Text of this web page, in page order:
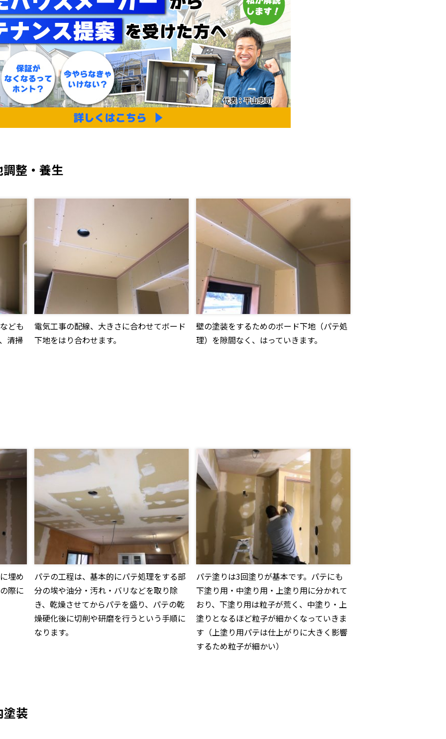
整・養生
ども
清掃
電気工事の配線、大きさに合わせてボード
下地をはり合わせます。
壁の塗装をするためのボード下地（パテ処
理）を隙間なく、はっていきます。
埋め
際に
パテの工程は、基本的にパテ処理をする部
分の埃や油分・汚れ・バリなどを取り除
き、乾燥させてからパテを盛り、パテの乾
燥硬化後に切削や研磨を行うという手順に
なります。
パテ塗りは3回塗りが基本です。パテにも
下塗り用・中塗り用・上塗り用に分かれて
おり、下塗り用は粒子が荒く、中塗り・上
塗りとなるほど粒子が細かくなっていきま
す（上塗り用パテは仕上がりに大きく影響
するため粒子が細かい）
装